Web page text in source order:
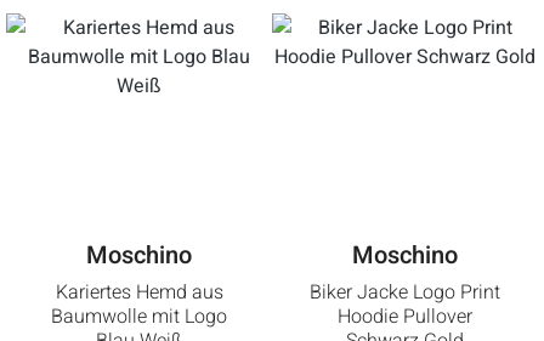
Moschino
Kariertes Hemd aus
Baumwolle mit Logo
Moschino
Biker Jacke Logo Print
Hoodie Pullover